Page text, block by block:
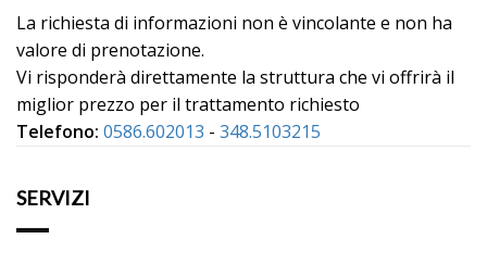
La richiesta di informazioni non è vincolante e non ha
valore di prenotazione.
Vi risponderà direttamente la struttura che vi offrirà il
miglior prezzo per il trattamento richiesto
Telefono: 0586.602013 - 348.5103215
SERVIZI